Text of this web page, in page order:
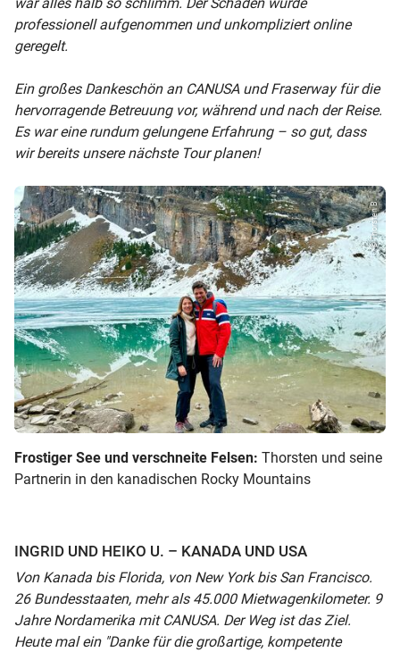
professionell aufgenommen und unkompliziert online
geregelt.
Ein großes Dankeschön an CANUSA und Fraserway für die
hervorragende Betreuung vor, während und nach der Reise.
Es war eine rundum gelungene Erfahrung – so gut, dass
wir bereits unsere nächste Tour planen!
© Thorsten B.
Frostiger See und verschneite Felsen: Thorsten und seine
Partnerin in den kanadischen Rocky Mountains
INGRID UND HEIKO U. – KANADA UND USA
Von Kanada bis Florida, von New York bis San Francisco.
26 Bundesstaaten, mehr als 45.000 Mietwagenkilometer. 9
Jahre Nordamerika mit CANUSA. Der Weg ist das Ziel.
Heute mal ein "Danke für die großartige, kompetente